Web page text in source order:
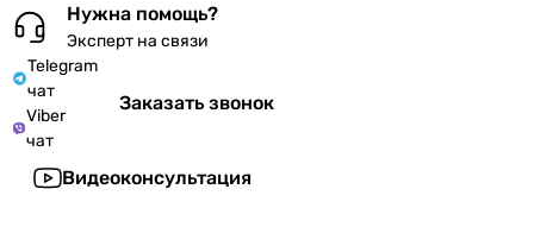
Нужна помощь?
Эксперт на связи
Telegram
чат
Viber
чат
Заказать звонок
Видеоконсультация